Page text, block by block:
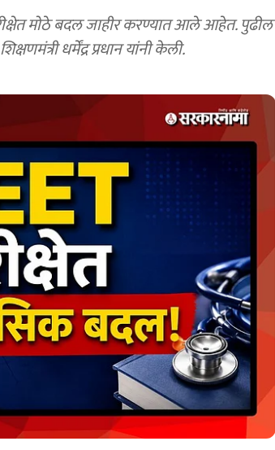
मोठे बदल जाहीर करण्यात आले आहेत. पुढील
धर्मेंद्र प्रधान यांनी केली.